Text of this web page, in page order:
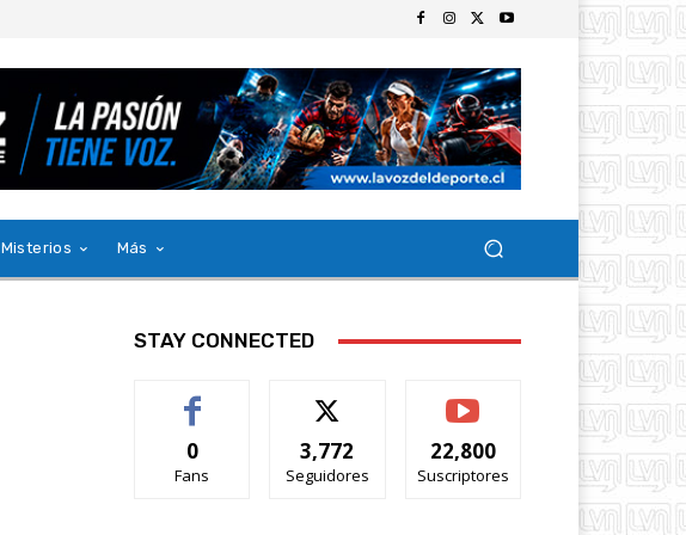
Misterios Más
STAY CONNECTED
0
Fans
3,772
Seguidores
22,800
Suscriptores